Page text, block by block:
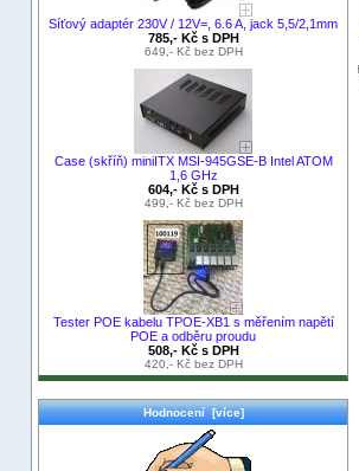
Síťový adaptér 230V / 12V=, 6.6 A, jack 5,5/2,1mm
785,- Kč s DPH
649,- Kč bez DPH
Case (skříň) miniITX MSI-945GSE-B Intel ATOM
1,6 GHz
604,- Kč s DPH
499,- Kč bez DPH
Tester POE kabelu TPOE-XB1 s měřením napětí
POE a odběru proudu
508,- Kč s DPH
420,- Kč bez DPH
Hodnocení [více]